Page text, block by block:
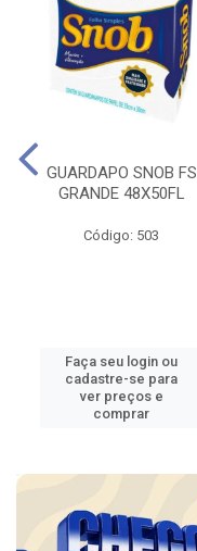
GUARDAPO SNOB FS
GRANDE 48X50FL
Código: 503
Faça seu login ou
cadastre-se para
ver preços e
comprar